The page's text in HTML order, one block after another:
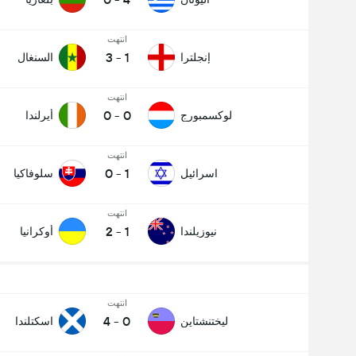
إنجلترا
انتهت
1
-
3 السنغال
لوكسمبورج
انتهت
0
-
0 أيرلندا
اسرائيل
انتهت
1
-
0 سلوفاكيا
نيوزيلندا
انتهت
1
-
2 أوكرانيا
ليختنشتاين
انتهت
0
-
4 اسكتلندا